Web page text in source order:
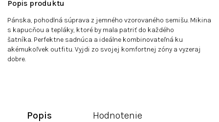
Pánska, pohodlná súprava z jemného vzorovaného semišu. Mikina
s kapucňou a tepláky, ktoré by mala patriť do každého
šatníka. Perfektne sadnúca a ideálne kombinovateľná ku
akémukoľvek outfitu. Vyjdi zo svojej komfortnej zóny a vyzeraj
dobre.
Popis Hodnotenie